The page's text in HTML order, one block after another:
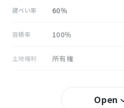
建ぺい率 60％
容積率 100％
土地権利 所有権
Open